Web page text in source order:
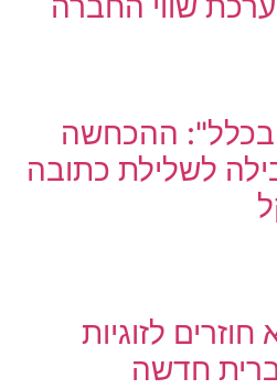
בכלל": ההכחשה
לשלילת כתובה
לזוגיות
חדשה